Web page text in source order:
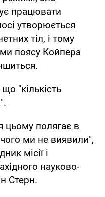
працювати
утворюється
тіл, і тому
поясу Койпера
"кількість
цьому полягає в
ми не виявили",
місії і
науково-
Стерн.